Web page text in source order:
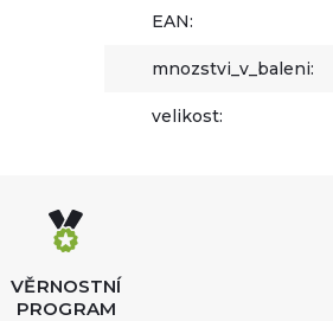
EAN:
mnozstvi_v_baleni:
velikost:
VĚRNOSTNÍ
PROGRAM